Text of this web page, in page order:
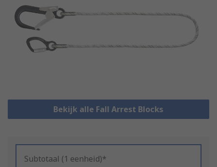
Bekijk alle Fall Arrest Blocks
Subtotaal (1 eenheid)*